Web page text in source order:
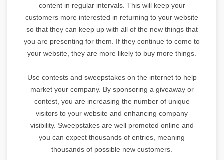
content in regular intervals. This will keep your
customers more interested in returning to your website
so that they can keep up with all of the new things that
you are presenting for them. If they continue to come to
your website, they are more likely to buy more things.
Use contests and sweepstakes on the internet to help
market your company. By sponsoring a giveaway or
contest, you are increasing the number of unique
visitors to your website and enhancing company
visibility. Sweepstakes are well promoted online and
you can expect thousands of entries, meaning
thousands of possible new customers.